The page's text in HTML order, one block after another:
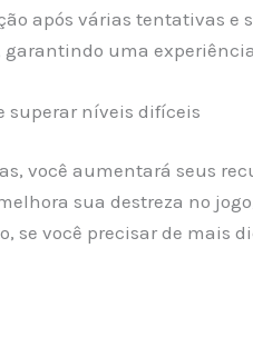
após várias tentativas
uma
superar níveis difíceis
você aumentará seus
sua destreza no
se você precisar de mais